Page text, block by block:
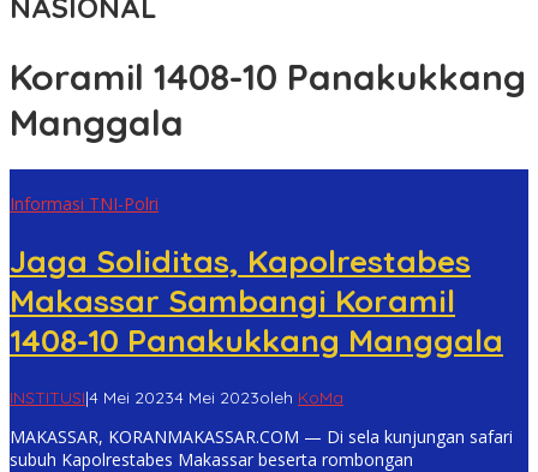
NASIONAL
Koramil 1408-10 Panakukkang
Manggala
Informasi TNI-Polri
Jaga Soliditas, Kapolrestabes
Makassar Sambangi Koramil
1408-10 Panakukkang Manggala
INSTITUSI|4 Mei 20234 Mei 2023oleh KoMa
MAKASSAR, KORANMAKASSAR.COM — Di sela kunjungan safari
subuh Kapolrestabes Makassar beserta rombongan